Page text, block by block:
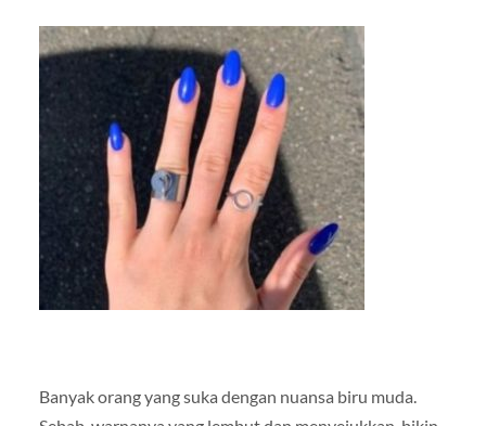
Banyak orang yang suka dengan nuansa biru muda.